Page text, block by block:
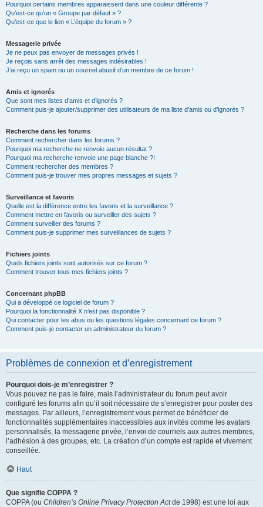
Pourquoi certains membres apparaissent dans une couleur différente ?
Qu’est-ce qu’un « Groupe par défaut » ?
Qu’est-ce que le lien « L’équipe du forum » ?
Messagerie privée
Je ne peux pas envoyer de messages privés !
Je reçois sans arrêt des messages indésirables !
J’ai reçu un spam ou un courriel abusif d’un membre de ce forum !
Amis et ignorés
Que sont mes listes d’amis et d’ignorés ?
Comment puis-je ajouter/supprimer des utilisateurs de ma liste d’amis ou d’ignorés ?
Recherche dans les forums
Comment rechercher dans les forums ?
Pourquoi ma recherche ne renvoie aucun résultat ?
Pourquoi ma recherche renvoie une page blanche ?!
Comment rechercher des membres ?
Comment puis-je trouver mes propres messages et sujets ?
Surveillance et favoris
Quelle est la différence entre les favoris et la surveillance ?
Comment mettre en favoris ou surveiller des sujets ?
Comment surveiller des forums ?
Comment puis-je supprimer mes surveillances de sujets ?
Fichiers joints
Quels fichiers joints sont autorisés sur ce forum ?
Comment trouver tous mes fichiers joints ?
Concernant phpBB
Qui a développé ce logiciel de forum ?
Pourquoi la fonctionnalité X n’est pas disponible ?
Qui contacter pour les abus ou les questions légales concernant ce forum ?
Comment puis-je contacter un administrateur du forum ?
Problèmes de connexion et d’enregistrement
Pourquoi dois-je m’enregistrer ?
Vous pouvez ne pas le faire, mais l’administrateur du forum peut avoir
configuré les forums afin qu’il soit nécessaire de s’enregistrer pour poster des
messages. Par ailleurs, l’enregistrement vous permet de bénéficier de
fonctionnalités supplémentaires inaccessibles aux invités comme les avatars
personnalisés, la messagerie privée, l’envoi de courriels aux autres membres,
l’adhésion à des groupes, etc. La création d’un compte est rapide et vivement
conseillée.
Haut
Que signifie COPPA ?
COPPA (ou Children’s Online Privacy Protection Actde 1998) est une loi aux